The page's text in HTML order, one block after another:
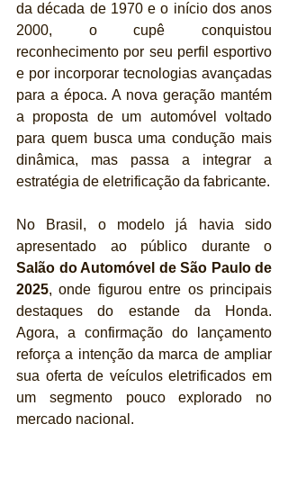
da década de 1970 e o início dos anos
2000, o cupê conquistou
reconhecimento por seu perfil esportivo
e por incorporar tecnologias avançadas
para a época. A nova geração mantém
a proposta de um automóvel voltado
para quem busca uma condução mais
dinâmica, mas passa a integrar a
estratégia de eletrificação da fabricante.
No Brasil, o modelo já havia sido
Salão do Automóvel de São Paulo de
2025, onde figurou entre os principais
destaques do estande da Honda.
Agora, a confirmação do lançamento
reforça a intenção da marca de ampliar
sua oferta de veículos eletrificados em
um segmento pouco explorado no
mercado nacional.